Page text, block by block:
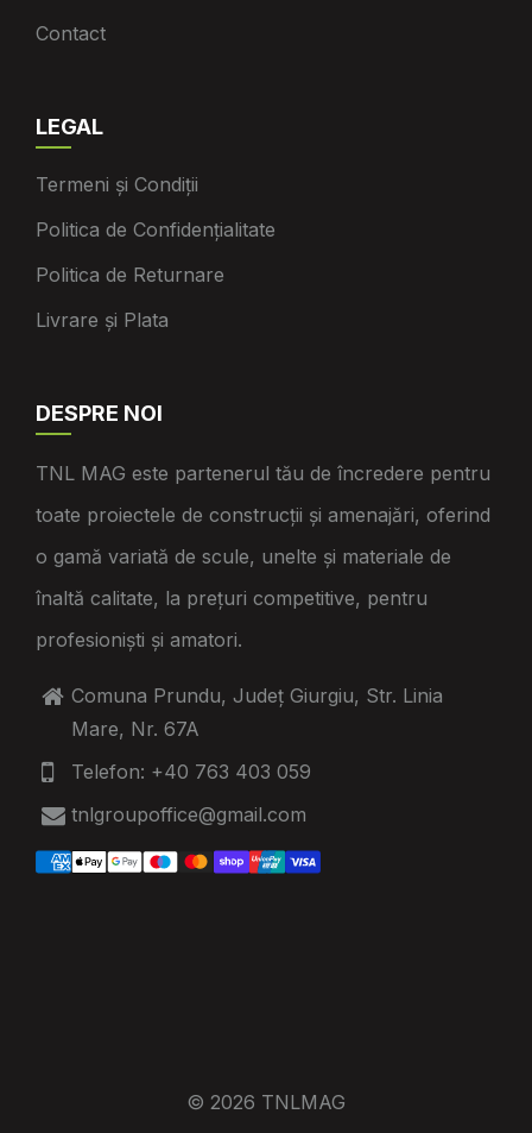
Contact
LEGAL
Termeni și Condiții
Politica de Confidențialitate
Politica de Returnare
Livrare și Plata
DESPRE NOI
TNL MAG este partenerul tău de încredere pentru
toate proiectele de construcții și amenajări, oferind
o gamă variată de scule, unelte și materiale de
înaltă calitate, la prețuri competitive, pentru
profesioniști și amatori.
Comuna Prundu, Județ Giurgiu, Str. Linia
Mare, Nr. 67A
Telefon: +40 763 403 059
tnlgroupoffice@gmail.com
© 2026 TNLMAG